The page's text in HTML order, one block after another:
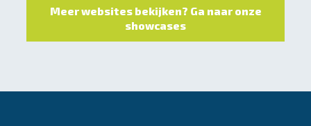
Meer websites bekijken? Ga naar onze
showcases